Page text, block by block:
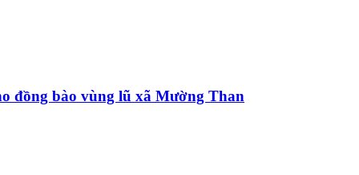
đồng bào vùng lũ xã Mường Than